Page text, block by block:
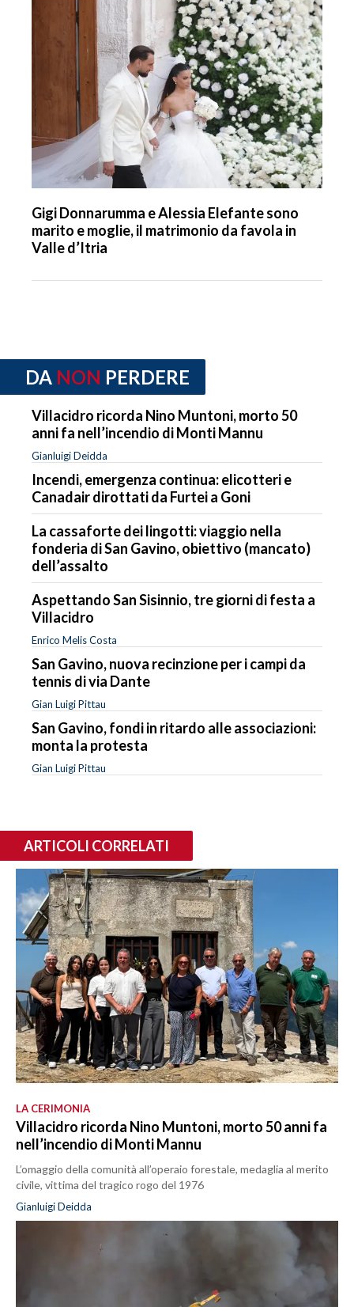
Gigi Donnarumma e Alessia Elefante sono
marito e moglie, il matrimonio da favola in
Valle d’Itria
DA NON PERDERE
Villacidro ricorda Nino Muntoni, morto 50
anni fa nell’incendio di Monti Mannu
Gianluigi Deidda
Incendi, emergenza continua: elicotteri e
Canadair dirottati da Furtei a Goni
La cassaforte dei lingotti: viaggio nella
fonderia di San Gavino, obiettivo (mancato)
dell’assalto
Aspettando San Sisinnio, tre giorni di festa a
Villacidro
Enrico Melis Costa
San Gavino, nuova recinzione per i campi da
tennis di via Dante
Gian Luigi Pittau
San Gavino, fondi in ritardo alle associazioni:
monta la protesta
Gian Luigi Pittau
ARTICOLI CORRELATI
LA CERIMONIA
Villacidro ricorda Nino Muntoni, morto 50 anni fa
nell’incendio di Monti Mannu
L’omaggio della comunità all’operaio forestale, medaglia al merito
civile, vittima del tragico rogo del 1976
Gianluigi Deidda